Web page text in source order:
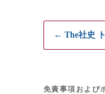
← The社史
免責事項および